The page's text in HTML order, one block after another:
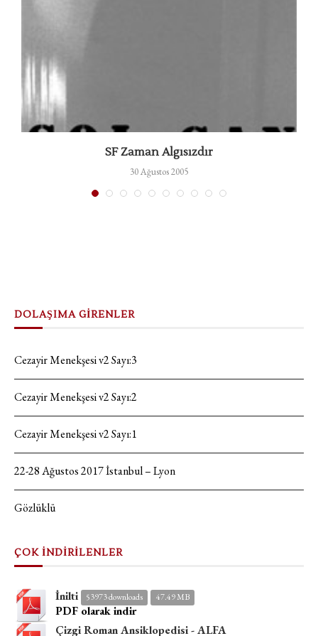
SF Zaman Algısızdır
30 Ağustos 2005
DOLAŞIMA GİRENLER
Cezayir Menekşesi v2 Sayı:3
Cezayir Menekşesi v2 Sayı:2
Cezayir Menekşesi v2 Sayı:1
22-28 Ağustos 2017 İstanbul – Lyon
Gözlüklü
ÇOK İNDİRİLENLER
İnilti 53973 downloads 47.49 MB
PDF olarak indir
Çizgi Roman Ansiklopedisi - ALFA